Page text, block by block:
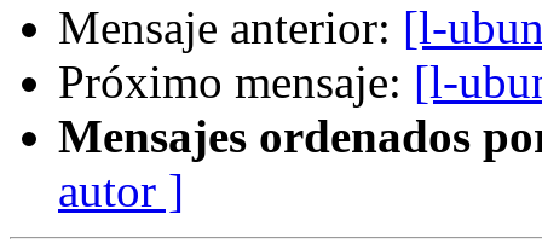
Mensaje anterior: [l-
Próximo mensaje: [l-
Mensajes ordenados
autor ]